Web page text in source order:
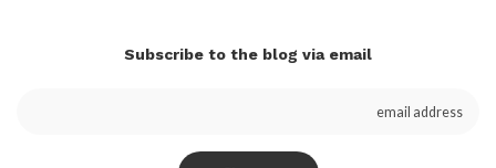
Subscribe to the blog via email